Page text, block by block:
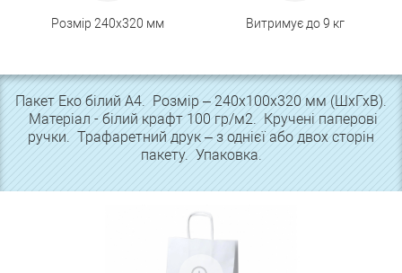
Розмір 240х320 мм Витримує до 9 кг
Пакет Еко білий А4. Розмір – 240х100х320 мм (ШхГхВ).
Матеріал - білий крафт 100 гр/м2. Кручені паперові
ручки. Трафаретний друк – з однієї або двох сторін
пакету. Упаковка.